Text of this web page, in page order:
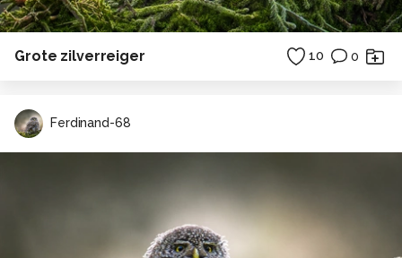
Grote zilverreiger 10 0
Ferdinand-68